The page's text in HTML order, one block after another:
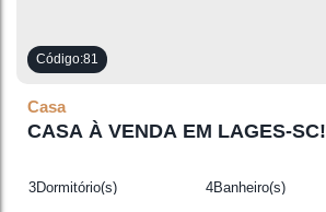
81
CASA À VENDA EM LAGES-SC!
Casa
3 Dormitório(s) 4Banheiro(s)